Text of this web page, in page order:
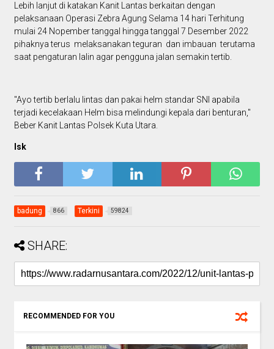
Lebih lanjut di katakan Kanit Lantas berkaitan dengan
pelaksanaan Operasi Zebra Agung Selama 14 hari Terhitung
mulai 24 Nopember tanggal hingga tanggal 7 Desember 2022
pihaknya terus melaksanakan teguran dan imbauan terutama
saat pengaturan lalin agar pengguna jalan semakin tertib.
"Ayo tertib berlalu lintas dan pakai helm standar SNI apabila
terjadi kecelakaan Helm bisa melindungi kepala dari benturan,"
Beber Kanit Lantas Polsek Kuta Utara.
Isk
badung 866 Terkini 59824
SHARE:
RECOMMENDED FOR YOU